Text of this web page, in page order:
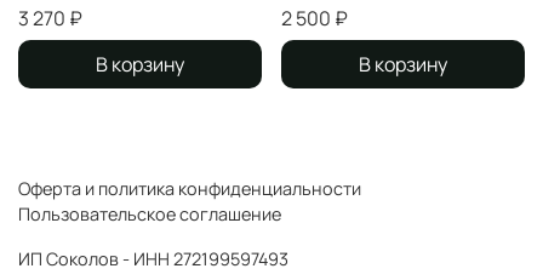
3 270 ₽
В корзину
2 500 ₽
В корзину
Оферта и политика конфиденциальности
Пользовательское соглашение
ИП Соколов - ИНН 272199597493